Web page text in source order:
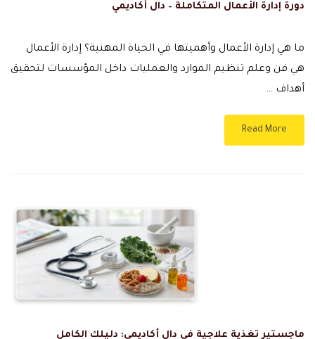
دورة إدارة الأعمال المتكاملة – دال أكاديمي
ما هي إدارة الأعمال وأهميتها في الحياة المهنية؟ إدارة الأعمال
هي فن وعلم تنظيم الموارد والعمليات داخل المؤسسات لتحقيق
أهداف …
Read More
ماجستير تغذية علاجية في دال أكاديمي: دليلك الكامل